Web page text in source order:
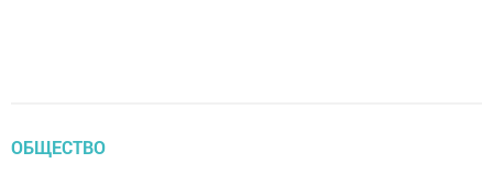
ОБЩЕСТВО